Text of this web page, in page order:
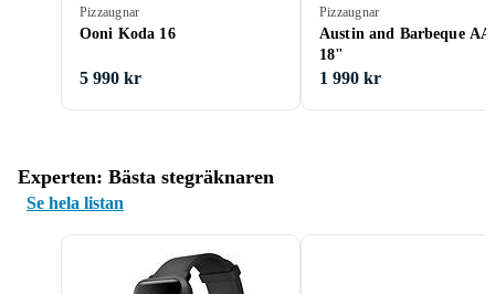
Pizzaugnar
Ooni Koda 16
5 990 kr
Pizzaugnar
Austin and Barbeque
18"
1 990 kr
Experten: Bästa stegräknaren
Se hela listan